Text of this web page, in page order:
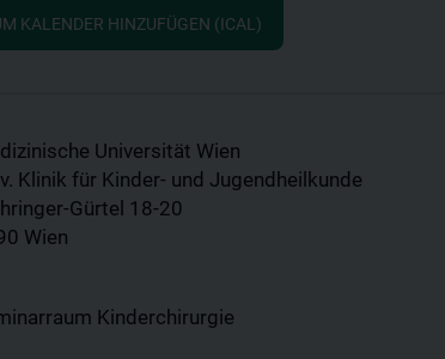
KALENDER HINZUFÜGEN (ICAL)
Universität Wien
Klinik für Kinder- und Jugendheilkunde
Gürtel 18-20
Wien
Kinderchirurgie